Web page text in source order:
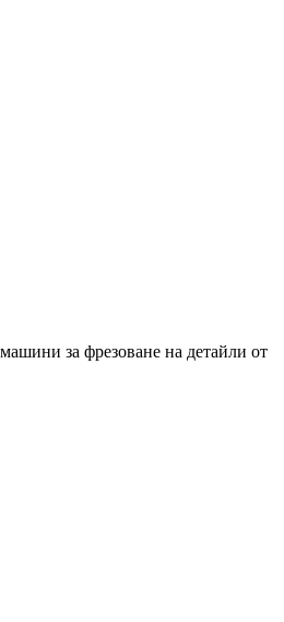
за фрезоване на детайли от